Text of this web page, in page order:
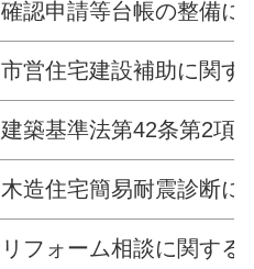
確認申請等台帳の整備に
市営住宅建設補助に関す
建築基準法第42条第2項
木造住宅簡易耐震診断に
リフォーム相談に関する